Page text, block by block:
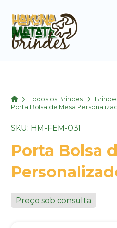
HomeTodos os Brindes
Porta Bolsa de Mesa
SKU: HM-FEM-031
Porta Bolsa
Preço sob consulta